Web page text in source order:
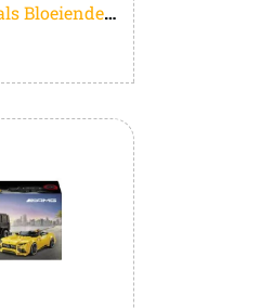
LEGO Botanicals Bloeiende Cactus - Planten Decoratie Set - 11509